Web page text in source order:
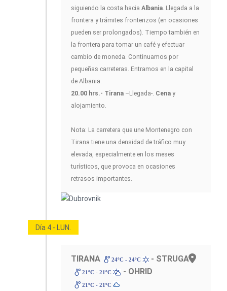
siguiendo la costa hacia Albania . Llegada a la
frontera y trámites fronterizos (en ocasiones
pueden ser prolongados). Tiempo también en
la frontera para tomar un café y efectuar
cambio de moneda. Continuamos por
pequeñas carreteras. Entramos en la capital
de Albania.
20.00 hrs.- Tirana –Llegada-. Cena y
alojamiento.
Nota: La carretera que une Montenegro con
Tirana tiene una densidad de tráfico muy
elevada, especialmente en los meses
turísticos, que provoca en ocasiones
retrasos importantes.
Día 4 - LUN.
TIRANA 24ºC - 24ºC - STRUGA
21ºC - 21ºC - OHRID
21ºC - 21ºC